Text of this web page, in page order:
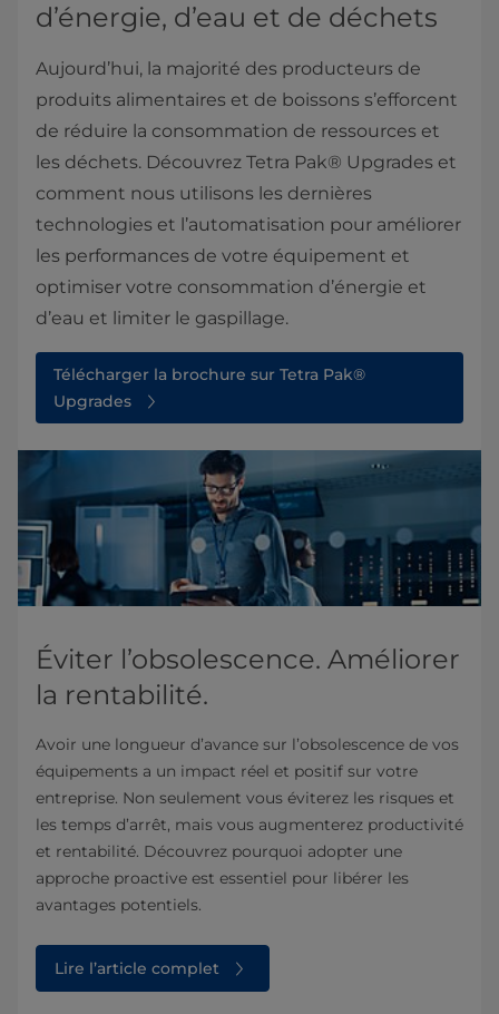
d’énergie, d’eau et de déchets
Aujourd’hui, la majorité des producteurs de
produits alimentaires et de boissons s’efforcent
de réduire la consommation de ressources et
les déchets. Découvrez Tetra Pak® Upgrades et
comment nous utilisons les dernières
technologies et l’automatisation pour améliorer
les performances de votre équipement et
optimiser votre consommation d’énergie et
d’eau et limiter le gaspillage.
Télécharger la brochure sur Tetra Pak®
Upgrades
Éviter l’obsolescence. Améliorer
la rentabilité.
Avoir une longueur d’avance sur l’obsolescence de vos
équipements a un impact réel et positif sur votre
entreprise. Non seulement vous éviterez les risques et
les temps d’arrêt, mais vous augmenterez productivité
et rentabilité. Découvrez pourquoi adopter une
approche proactive est essentiel pour libérer les
avantages potentiels.
Lire l’article complet